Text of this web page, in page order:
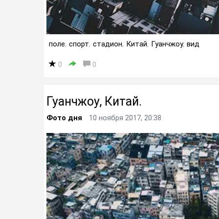
поле, спорт, стадион, Китай, Гуанчжоу, вид
0 0
Гуанчжоу, Китай.
Фото дня 10 ноября 2017, 20:38